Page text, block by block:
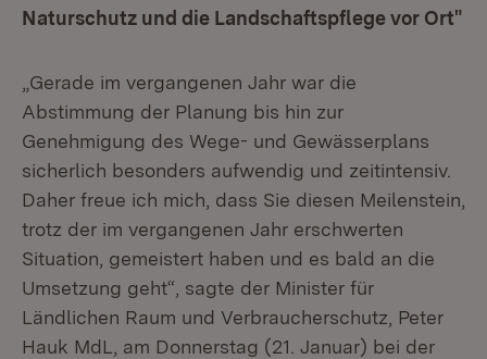
Naturschutz und die Landschaftspflege vor Ort"
„Gerade im vergangenen Jahr war die
Abstimmung der Planung bis hin zur
Genehmigung des Wege- und Gewässerplans
sicherlich besonders aufwendig und zeitintensiv.
Daher freue ich mich, dass Sie diesen Meilenstein,
trotz der im vergangenen Jahr erschwerten
Situation, gemeistert haben und es bald an die
Umsetzung geht“, sagte der Minister für
Ländlichen Raum und Verbraucherschutz, Peter
Hauk MdL, am Donnerstag (21. Januar) bei der